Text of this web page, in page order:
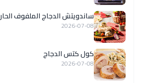
ساندويتش الدجاج الملفوف الحار
2026-07-08
كول كتس الدجاج
2026-07-08